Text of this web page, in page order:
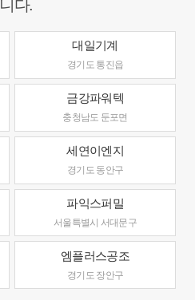
니다.
대일기계
경기도 통진읍
금강파워텍
충청남도 둔포면
세연이엔지
경기도 동안구
파익스퍼밀
서울특별시 서대문구
엠플러스공조
경기도 장안구